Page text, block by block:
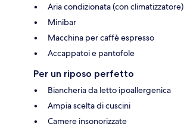
Aria condizionata (con climatizzatore)
Minibar
Macchina per caffè espresso
Accappatoi e pantofole
Per un riposo perfetto
Biancheria da letto ipoallergenica
Ampia scelta di cuscini
Camere insonorizzate